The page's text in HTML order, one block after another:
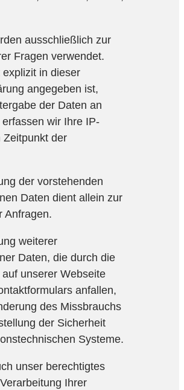
ausschließlich zur
Fragen verwendet.
in dieser
angegeben ist,
der Daten an
wir Ihre IP-
Zeitpunkt der
der vorstehenden
Daten dient allein zur
Anfragen.
weiterer
Daten, die durch die
unserer Webseite
anfallen,
des Missbrauchs
der Sicherheit
Systeme.
unser berechtigtes
Ihrer